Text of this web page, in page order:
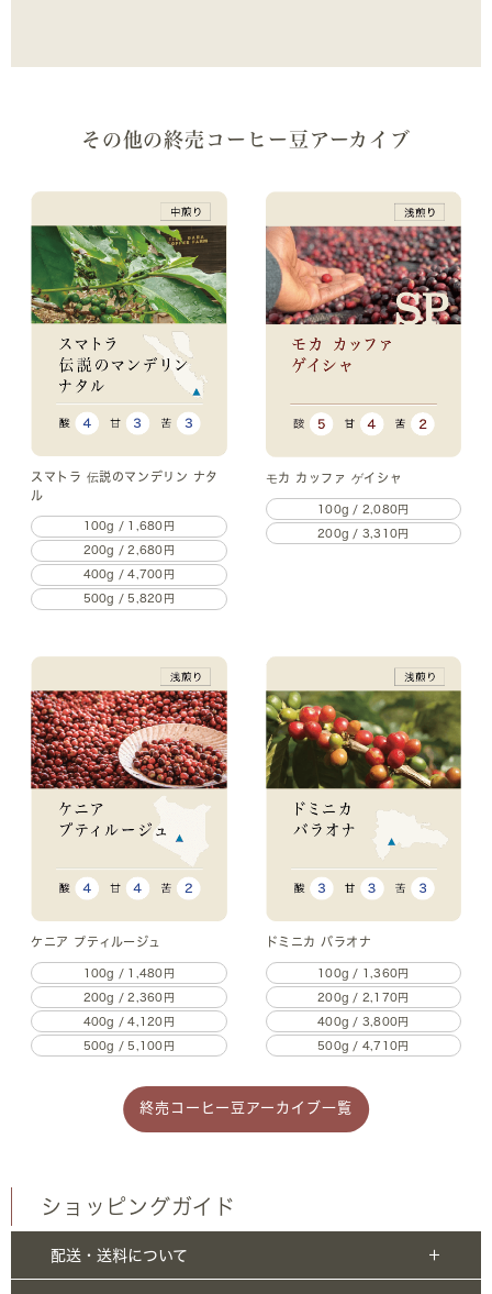
その他の終売コーヒー豆アーカイブ
スマトラ 伝説のマンデリン ナタ
ル
100g / 1,680円
200g / 2,680円
400g / 4,700円
500g / 5,820円
モカ カッファ ゲイシャ
100g / 2,080円
200g / 3,310円
ケニア プティルージュ
100g / 1,480円
200g / 2,360円
400g / 4,120円
500g / 5,100円
ドミニカ バラオナ
100g / 1,360円
200g / 2,170円
400g / 3,800円
500g / 4,710円
終売コーヒー豆アーカイブ一覧
ショッピングガイド
配送・送料について